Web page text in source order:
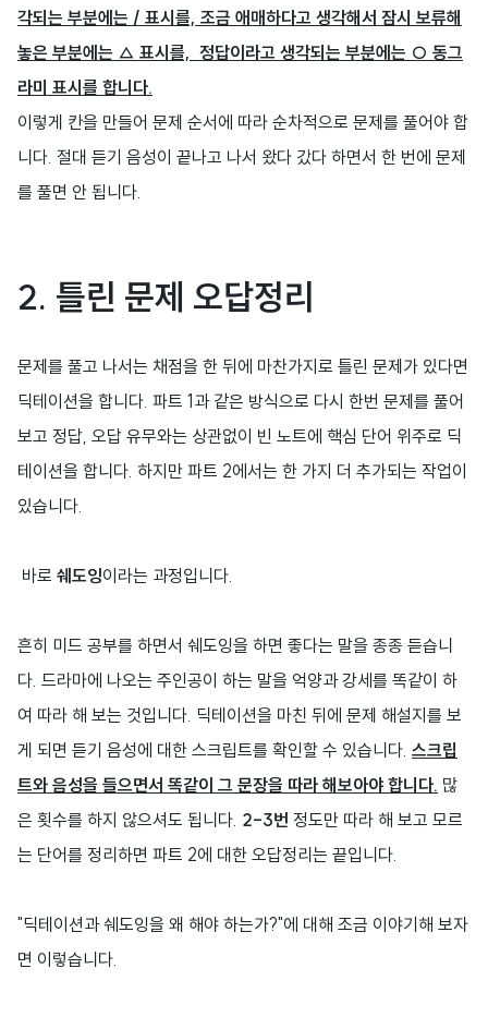
각되는 부분에는 / 표시를, 조금 애매하다고 생각해서 잠시 보류해
놓은 부분에는 △ 표시를, 정답이라고 생각되는 부분에는 ○ 동그
라미 표시를 합니다.
이렇게 칸을 만들어 문제 순서에 따라 순차적으로 문제를 풀어야 합
니다. 절대 듣기 음성이 끝나고 나서 왔다 갔다 하면서 한 번에 문제
를 풀면 안 됩니다.
2. 틀린 문제 오답정리
문제를 풀고 나서는 채점을 한 뒤에 마찬가지로 틀린 문제가 있다면
딕테이션을 합니다. 파트 1과 같은 방식으로 다시 한번 문제를 풀어
보고 정답, 오답 유무와는 상관없이 빈 노트에 핵심 단어 위주로 딕
테이션을 합니다. 하지만 파트 2에서는 한 가지 더 추가되는 작업이
있습니다.
바로 쉐도잉이라는 과정입니다.
흔히 미드 공부를 하면서 쉐도잉을 하면 좋다는 말을 종종 듣습니
다. 드라마에 나오는 주인공이 하는 말을 억양과 강세를 똑같이 하
여 따라 해 보는 것입니다. 딕테이션을 마친 뒤에 문제 해설지를 보
게 되면 듣기 음성에 대한 스크립트를 확인할 수 있습니다. 스크립
트와 음성을 들으면서 똑같이 그 문장을 따라 해보아야 합니다. 많
은 횟수를 하지 않으셔도 됩니다. 2-3번 정도만 따라 해 보고 모르
는 단어를 정리하면 파트 2에 대한 오답정리는 끝입니다.
"딕테이션과 쉐도잉을 왜 해야 하는가?"에 대해 조금 이야기해 보자
면 이렇습니다.